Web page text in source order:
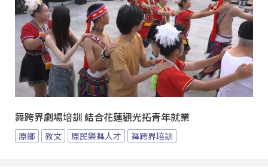
舞跨界劇場培訓 結合花蓮觀光拓青年就業
原鄉 教文 原民樂舞人才 舞跨界培訓